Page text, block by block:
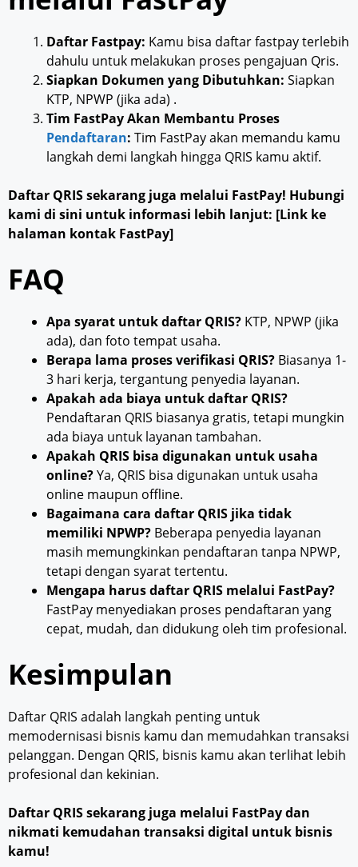
Daftar Fastpay: Kamu bisa daftar fastpay terlebih
dahulu untuk melakukan proses pengajuan Qris.
Siapkan Dokumen yang Dibutuhkan: Siapkan
KTP, NPWP (jika ada) .
Tim FastPay Akan Membantu Proses
Pendaftaran: Tim FastPay akan memandu kamu
langkah demi langkah hingga QRIS kamu aktif.
Daftar QRIS sekarang juga melalui FastPay! Hubungi
kami di sini untuk informasi lebih lanjut: [Link ke
halaman kontak FastPay]
FAQ
Apa syarat untuk daftar QRIS? KTP, NPWP (jika
ada), dan foto tempat usaha.
Berapa lama proses verifikasi QRIS? Biasanya 1-
3 hari kerja, tergantung penyedia layanan.
Apakah ada biaya untuk daftar QRIS?
Pendaftaran QRIS biasanya gratis, tetapi mungkin
ada biaya untuk layanan tambahan.
Apakah QRIS bisa digunakan untuk usaha
online?Ya, QRIS bisa digunakan untuk usaha
online maupun offline.
Bagaimana cara daftar QRIS jika tidak
memiliki NPWP? Beberapa penyedia layanan
masih memungkinkan pendaftaran tanpa NPWP,
tetapi dengan syarat tertentu.
Mengapa harus daftar QRIS melalui FastPay?
FastPay menyediakan proses pendaftaran yang
cepat, mudah, dan didukung oleh tim profesional.
Kesimpulan
Daftar QRIS adalah langkah penting untuk
memodernisasi bisnis kamu dan memudahkan transaksi
pelanggan. Dengan QRIS, bisnis kamu akan terlihat lebih
profesional dan kekinian.
Daftar QRIS sekarang juga melalui FastPay dan
nikmati kemudahan transaksi digital untuk bisnis
kamu!